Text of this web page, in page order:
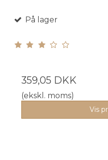
På lager
359,05 DKK
(ekskl. moms)
Vis